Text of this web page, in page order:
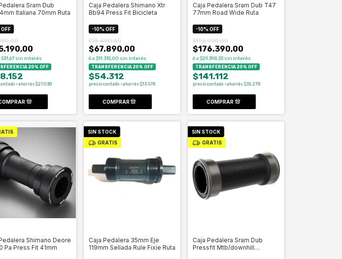
Sram Dub
Italiana 70mm Ruta
OFF
sin interés
20% OFF
· ahorrás $27.038
Caja Pedalera Shimano Xtr
Bb94 Press Fit Bicicleta
-10% OFF
$67.890,00
$75.490,00
6 x $11.315,00 sin interés
TRANSFERENCIA 20% OFF
$54.312
precio contado · ahorrás $13.578
Caja Pedalera Sram Dub T47
77mm Road Wide Ruta
-10% OFF
$176.390,00
$195.990,00
6x $29.398,33 sin interés
TRANSFERENCIA 20% OFF
$141.112
precio contado · ahorrás $35.278
Shimano Deore
Pa Press Fit 41mm
SIN STOCK
GRATIS
Caja Pedalera 35mm Eje
119mm Sellada Rule Fixie Ruta
SIN STOCK
GRATIS
Caja Pedalera Sram Dub
Pressfit Mtb/downhill